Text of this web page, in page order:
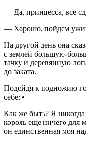
— Да, принцесса, все
— Хорошо, пойдем
На другой день она
с землей большую-
тачку и деревянную
до заката.
Подойдя к подножию
себе: •
Как же быть? Я
король еще ничего для
он единственная моя